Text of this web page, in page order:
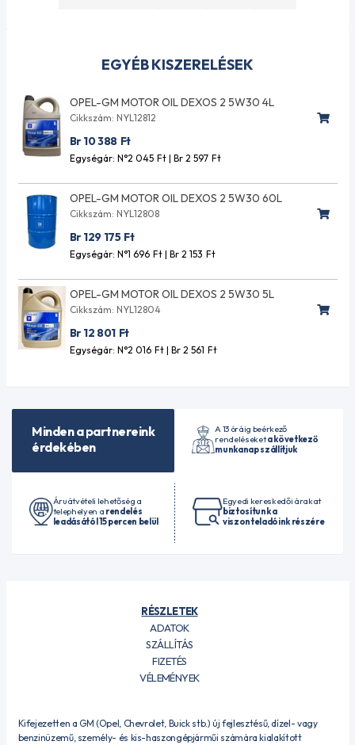
EGYÉB KISZERELÉSEK
OPEL-GM MOTOR OIL DEXOS 2 5W30 4L
Cikkszám: NYL12812
Br 10 388 Ft
Egységár: N°2 045 Ft| Br 2 597 Ft
OPEL-GM MOTOR OIL DEXOS 2 5W30 60L
Cikkszám: NYL12808
Br 129 175 Ft
Egységár: N°1 696 Ft| Br 2 153 Ft
OPEL-GM MOTOR OIL DEXOS 2 5W30 5L
Cikkszám: NYL12804
Br 12 801 Ft
Egységár: N°2 016 Ft| Br 2 561 Ft
Minden a partnereink
érdekében
A 13 óráig beérkező
rendeléseketa következő
munkanap szállítjuk
Áruátvételi lehetőség a
telephelyen a rendelés
leadásától 15 percen belül
Egyedi kereskedői árakat
biztosítunk a
viszonteladóink részére
RÉSZLETEK
ADATOK
SZÁLLÍTÁS
FIZETÉS
VÉLEMÉNYEK
Kifejezetten a GM (Opel, Chevrolet, Buick stb.) új fejlesztésű, dízel- vagy
benzinüzemű, személy- és kis-haszongépjárműi számára kialakított